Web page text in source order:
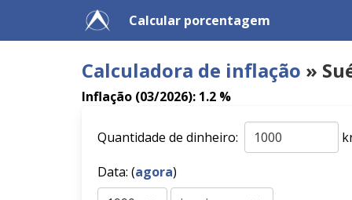
Calcular porcentagem
Calculadora de inflação »
Inflação (03/2026): 1.2 %
Quantidade de dinheiro:
Data: (agora)